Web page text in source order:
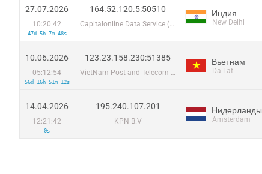
27.07.2026
10:20:42
47d 5h 7m 48s
164.52.120.5:50510
Capitalonline Data Service (HK) Co
Индия
New Delhi
10.06.2026
05:12:54
56d 16h 51m 12s
123.23.158.230:51385
VietNam Post and Telecom Corporation
Вьетнам
Da Lat
14.04.2026
12:21:42
0s
195.240.107.201
KPN B.V
Нидерланды
Amsterdam